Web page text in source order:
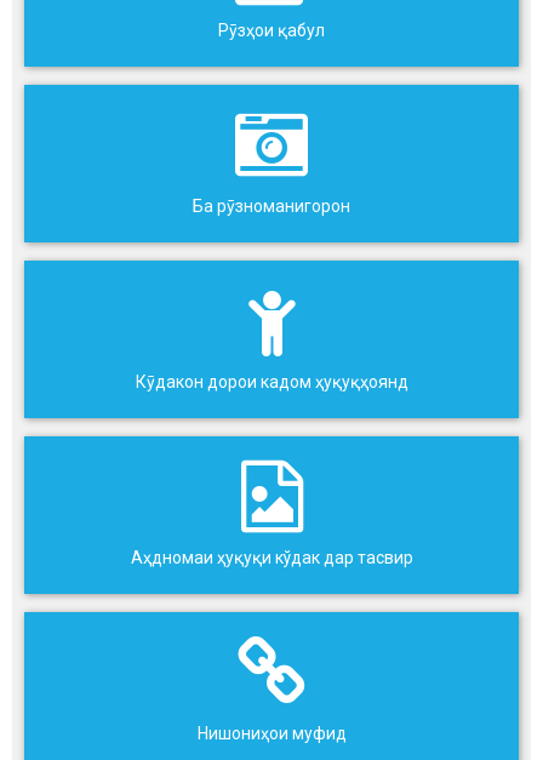
Рӯзҳои қабул
Ба рӯзноманигорон
Кӯдакон дорои кадом ҳуқуқҳоянд
Аҳдномаи ҳуқуқи кўдак дар тасвир
Нишониҳои муфид